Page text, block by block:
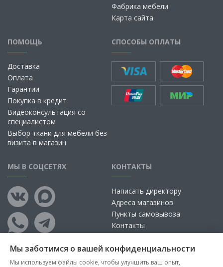
Фабрика мебели
Карта сайта
ПОМОЩЬ
Доставка
Оплата
Гарантии
Покупка в кредит
Видеоконсультация со
специалистом
Выбор ткани для мебели без
визита в магазин
СПОСОБЫ ОПЛАТЫ
МЫ В СОЦСЕТЯХ КОНТАКТЫ
Написать директору
Адреса магазинов
Пункты самовывоза
Контакты
Мы заботимся о вашей конфиденциальности
Мы используем файлы cookie, чтобы улучшить ваш опыт,